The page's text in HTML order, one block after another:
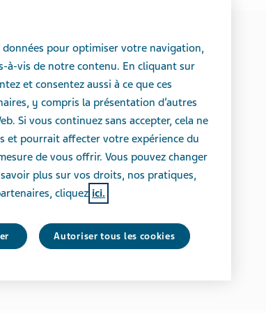
pour optimiser votre navigation,
à-vis de notre contenu. En cliquant sur
et consentez aussi à ce que ces
y compris la présentation d’autres
Si vous continuez sans accepter, cela ne
et pourrait affecter votre expérience du
de vous offrir. Vous pouvez changer
plus sur vos droits, nos pratiques,
cliquez ici.
Autoriser tous les cookies